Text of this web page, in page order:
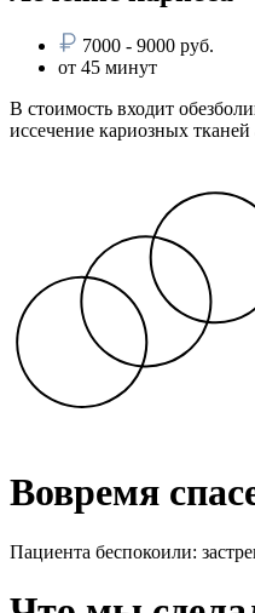
7000 - 9000 руб.
от 45 минут
В стоимость входит
иссечение кариозных
Вовремя
Пациента беспокоили: